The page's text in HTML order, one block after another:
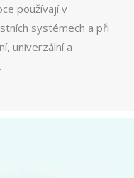
používají v
systémech a při
univerzální a